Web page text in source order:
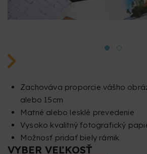
Zachováva proporcie vášho
alebo 15cm
Matné alebo lesklé prevedenie
Vysoko kvalitný fotografický
Možnosť pridať biely rámik
VYBER VEĽKOSŤ